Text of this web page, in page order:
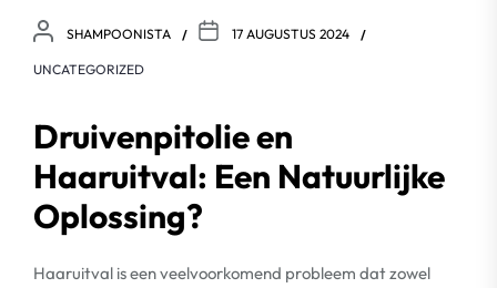
SHAMPOONISTA 17 AUGUSTUS 2024
UNCATEGORIZED
Druivenpitolie en
Haaruitval: Een Natuurlijke
Oplossing?
Haaruitval is een veelvoorkomend probleem dat zowel